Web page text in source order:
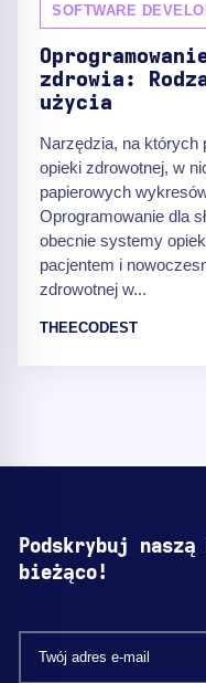
SOFTWARE
zdrowia:
użycia
Narzędzia, na których
opieki zdrowotnej, w
papierowych
Oprogramowanie dla
obecnie systemy
pacjentem i
zdrowotnej w...
THEECODEST
Podskrybuj
bieżąco!